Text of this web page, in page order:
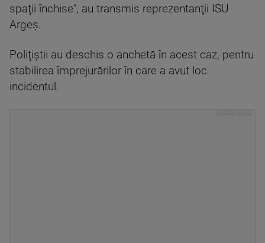
spaţii închise", au transmis reprezentanţii ISU
Argeş.
Poliţiştii au deschis o anchetă în acest caz, pentru
stabilirea împrejurărilor în care a avut loc
incidentul.